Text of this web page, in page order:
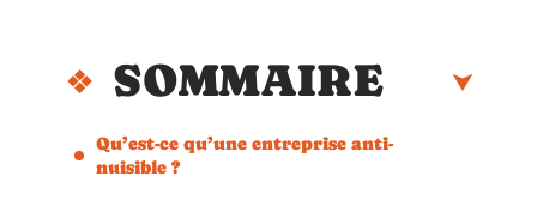
SOMMAIRE
Qu’est-ce qu’une entreprise anti-
nuisible ?